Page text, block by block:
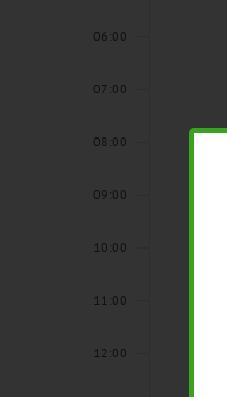
06:00
07:00
08:00
09:00
10:00
11:00
12:00